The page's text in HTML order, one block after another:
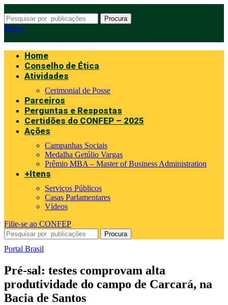
Procura
Menu
Home
Conselho de Ética
Atividades
Cerimonial de Posse
Parceiros
Perguntas e Respostas
Certidões do CONFEP – 2025
Ações
Campanhas Sociais
Medalha Getúlio Vargas
Prêmio MBA – Master of Business Administration
+Itens
Serviços Públicos
Casas Parlamentares
Vídeos
Filie-se ao CONFEP
Procura
Portal Brasil
Pré-sal: testes comprovam alta
produtividade do campo de Carcará, na
Bacia de Santos